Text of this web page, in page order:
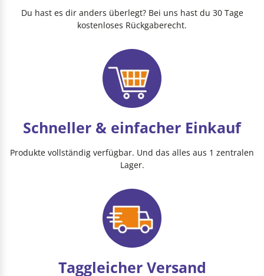
Du hast es dir anders überlegt? Bei uns hast du 30 Tage
kostenloses Rückgaberecht.
Schneller & einfacher Einkauf
Produkte vollständig verfügbar. Und das alles aus 1 zentralen
Lager.
Taggleicher Versand